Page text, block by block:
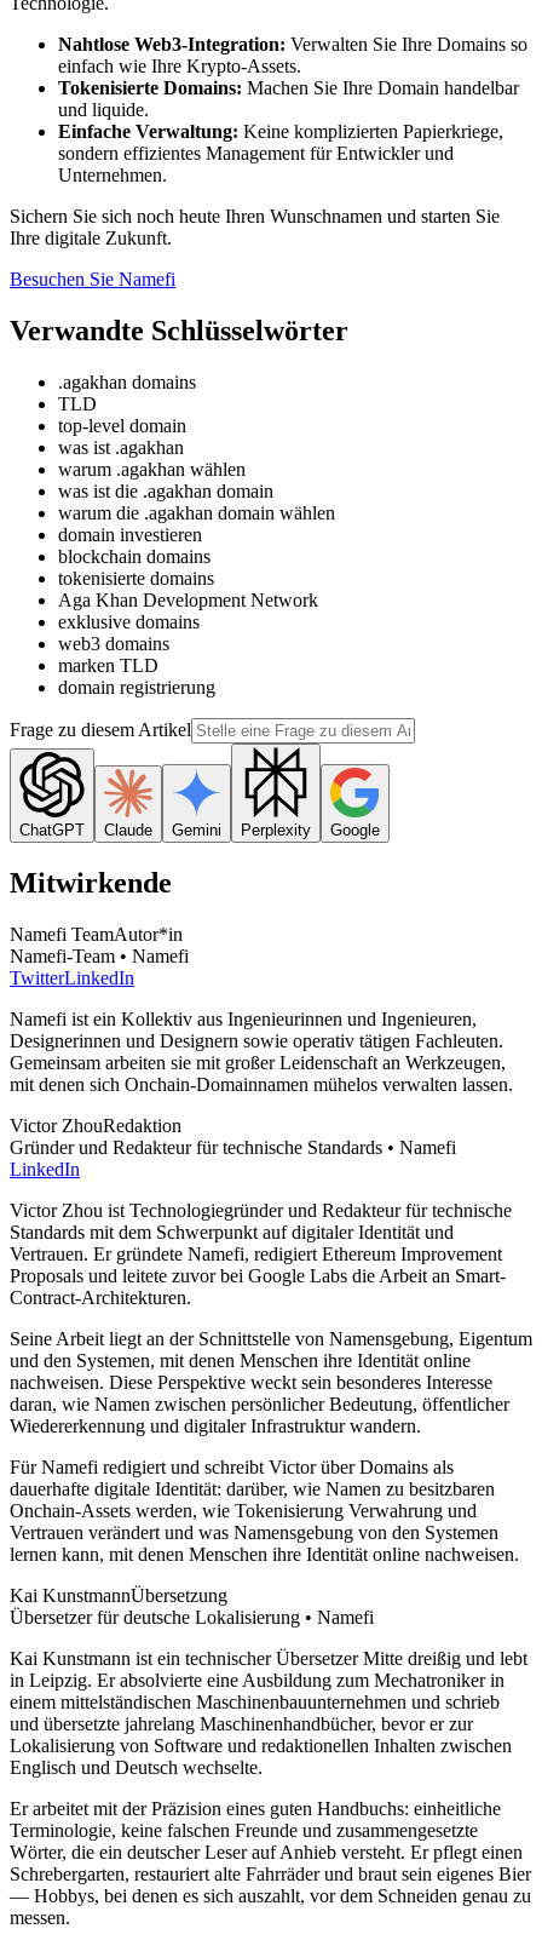
Nahtlose Web3-Integration: Verwalten Sie Ihre Domains so
einfach wie Ihre Krypto-Assets.
Tokenisierte Domains: Machen Sie Ihre Domain handelbar
und liquide.
Einfache Verwaltung: Keine komplizierten Papierkriege,
sondern effizientes Management für Entwickler und
Unternehmen.
Sichern Sie sich noch heute Ihren Wunschnamen und starten Sie
Ihre digitale Zukunft.
Besuchen Sie Namefi
Verwandte Schlüsselwörter
.agakhan domains
TLD
top-level domain
was ist .agakhan
warum .agakhan wählen
was ist die .agakhan domain
warum die .agakhan domain wählen
domain investieren
blockchain domains
tokenisierte domains
Aga Khan Development Network
exklusive domains
web3 domains
marken TLD
domain registrierung
Frage zu diesem Artikel
ChatGPT Claude Gemini Perplexity Google
Mitwirkende
Namefi TeamAutor*in
Namefi-Team • Namefi
TwitterLinkedIn
Namefi ist ein Kollektiv aus Ingenieurinnen und Ingenieuren,
Designerinnen und Designern sowie operativ tätigen Fachleuten.
Gemeinsam arbeiten sie mit großer Leidenschaft an Werkzeugen,
mit denen sich Onchain-Domainnamen mühelos verwalten lassen.
Victor ZhouRedaktion
Gründer und Redakteur für technische Standards • Namefi
LinkedIn
Victor Zhou ist Technologiegründer und Redakteur für technische
Standards mit dem Schwerpunkt auf digitaler Identität und
Vertrauen. Er gründete Namefi, redigiert Ethereum Improvement
Proposals und leitete zuvor bei Google Labs die Arbeit an Smart-
Contract-Architekturen.
Seine Arbeit liegt an der Schnittstelle von Namensgebung, Eigentum
und den Systemen, mit denen Menschen ihre Identität online
nachweisen. Diese Perspektive weckt sein besonderes Interesse
daran, wie Namen zwischen persönlicher Bedeutung, öffentlicher
Wiedererkennung und digitaler Infrastruktur wandern.
Für Namefi redigiert und schreibt Victor über Domains als
dauerhafte digitale Identität: darüber, wie Namen zu besitzbaren
Onchain-Assets werden, wie Tokenisierung Verwahrung und
Vertrauen verändert und was Namensgebung von den Systemen
lernen kann, mit denen Menschen ihre Identität online nachweisen.
Kai KunstmannÜbersetzung
Übersetzer für deutsche Lokalisierung • Namefi
Kai Kunstmann ist ein technischer Übersetzer Mitte dreißig und lebt
in Leipzig. Er absolvierte eine Ausbildung zum Mechatroniker in
einem mittelständischen Maschinenbauunternehmen und schrieb
und übersetzte jahrelang Maschinenhandbücher, bevor er zur
Lokalisierung von Software und redaktionellen Inhalten zwischen
Englisch und Deutsch wechselte.
Er arbeitet mit der Präzision eines guten Handbuchs: einheitliche
Terminologie, keine falschen Freunde und zusammengesetzte
Wörter, die ein deutscher Leser auf Anhieb versteht. Er pflegt einen
Schrebergarten, restauriert alte Fahrräder und braut sein eigenes Bier
— Hobbys, bei denen es sich auszahlt, vor dem Schneiden genau zu
messen.